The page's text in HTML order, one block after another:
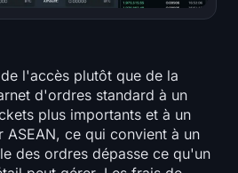
l'accès plutôt que de la
d'ordres standard à un
plus importants et à un
ASEAN, ce qui convient à un
des ordres dépasse ce qu'un